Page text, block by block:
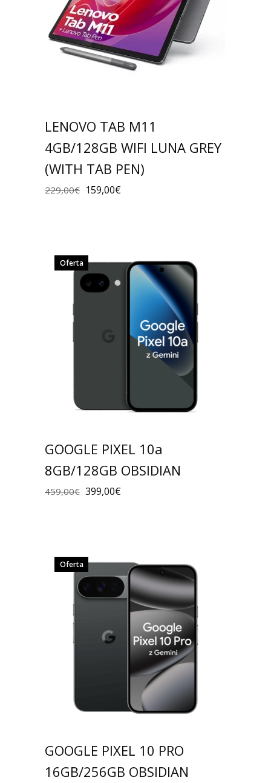
LENOVO TAB M11
4GB/128GB WIFI LUNA GREY
(WITH TAB PEN)
229,00€ 159,00€
Oferta
GOOGLE PIXEL 10a
8GB/128GB OBSIDIAN
459,00€ 399,00€
Oferta
GOOGLE PIXEL 10 PRO
16GB/256GB OBSIDIAN